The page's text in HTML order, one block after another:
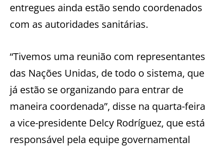
entregues ainda estão sendo coordenados
com as autoridades sanitárias.
“Tivemos uma reunião com representantes
das Nações Unidas, de todo o sistema, que
já estão se organizando para entrar de
maneira coordenada”, disse na quarta-feira
a vice-presidente Delcy Rodríguez, que está
responsável pela equipe governamental